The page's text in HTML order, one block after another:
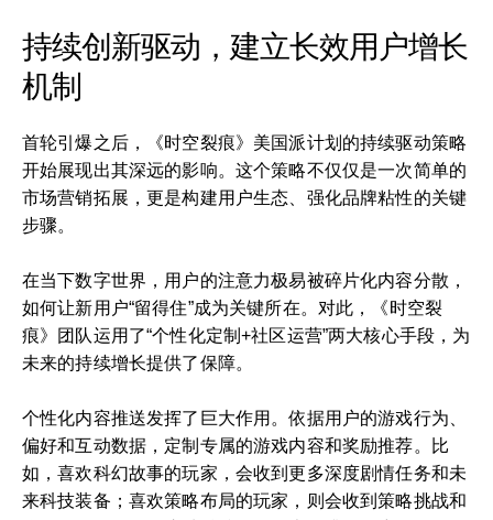
持续创新驱动，建立长效用户增长
机制
首轮引爆之后，《时空裂痕》美国派计划的持续驱动策略
开始展现出其深远的影响。这个策略不仅仅是一次简单的
市场营销拓展，更是构建用户生态、强化品牌粘性的关键
步骤。
在当下数字世界，用户的注意力极易被碎片化内容分散，
如何让新用户“留得住”成为关键所在。对此，《时空裂
痕》团队运用了“个性化定制+社区运营”两大核心手段，为
未来的持续增长提供了保障。
个性化内容推送发挥了巨大作用。依据用户的游戏行为、
偏好和互动数据，定制专属的游戏内容和奖励推荐。比
如，喜欢科幻故事的玩家，会收到更多深度剧情任务和未
来科技装备；喜欢策略布局的玩家，则会收到策略挑战和